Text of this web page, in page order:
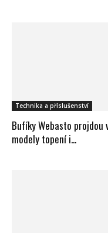
Technika a příslušenství
Bufíky Webasto
modely topení i...